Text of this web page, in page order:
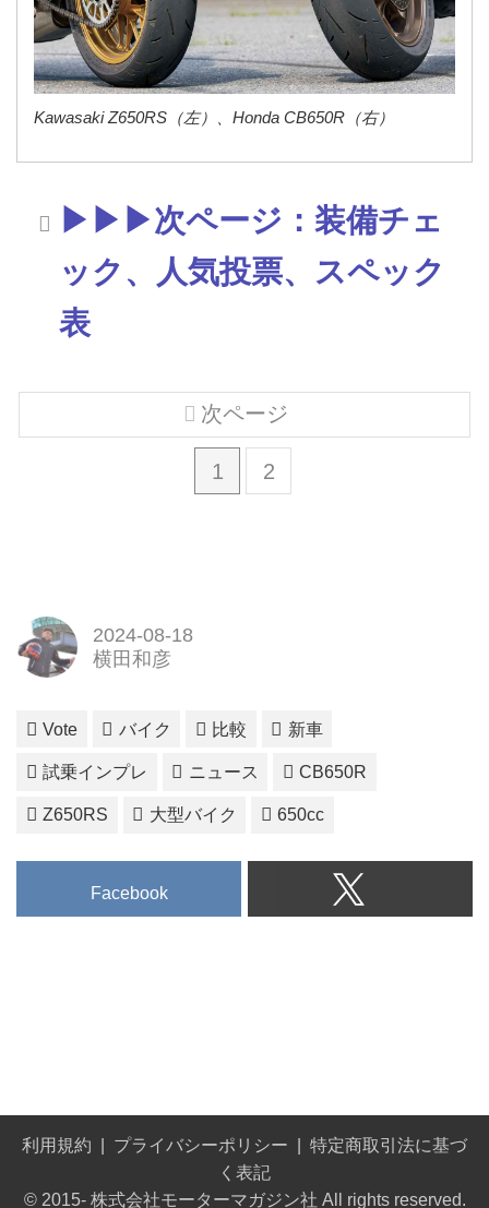
Kawasaki Z650RS（左）、Honda CB650R（右）
▶▶▶次ページ：装備チェ
ック、人気投票、スペック
表
1 2
次ページ
2024-08-18
横田和彦
Vote バイク 比較 新車
試乗インプレ ニュース CB650R
Z650RS 大型バイク 650cc
Facebook
利用規約 プライバシーポリシー
特定商取引法に基づ
く表記
© 2015- 株式会社モーターマガジン社 All rights reserved.